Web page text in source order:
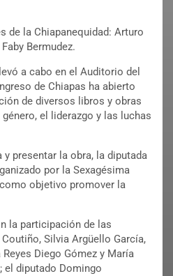
de la Chiapanequidad: Arturo
Bermudez.
a cabo en el Auditorio del
de Chiapas ha abierto
de diversos libros y obras
el liderazgo y las luchas
presentar la obra, la diputada
por la Sexagésima
objetivo promover la
la participación de las
Silvia Argüello García,
Diego Gómez y María
el diputado Domingo